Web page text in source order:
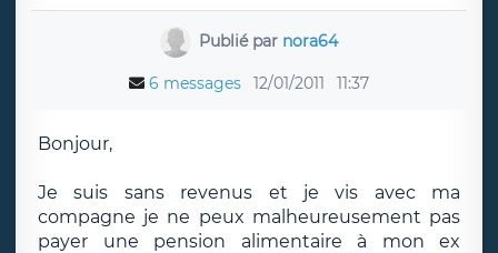
Publié par nora64
6 messages 12/01/2011 11:37
Bonjour,
Je suis sans revenus et je vis avec ma
compagne je ne peux malheureusement pas
payer une pension alimentaire à mon ex